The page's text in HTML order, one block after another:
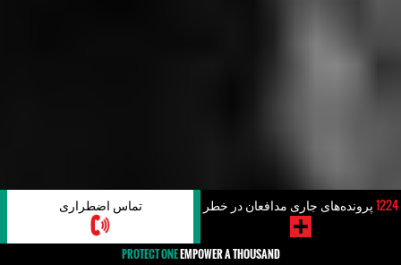
تماس اضطراری 1224پرونده‌های جاری مدافعان در خطر
PROTECT ONEEMPOWER A THOUSAND